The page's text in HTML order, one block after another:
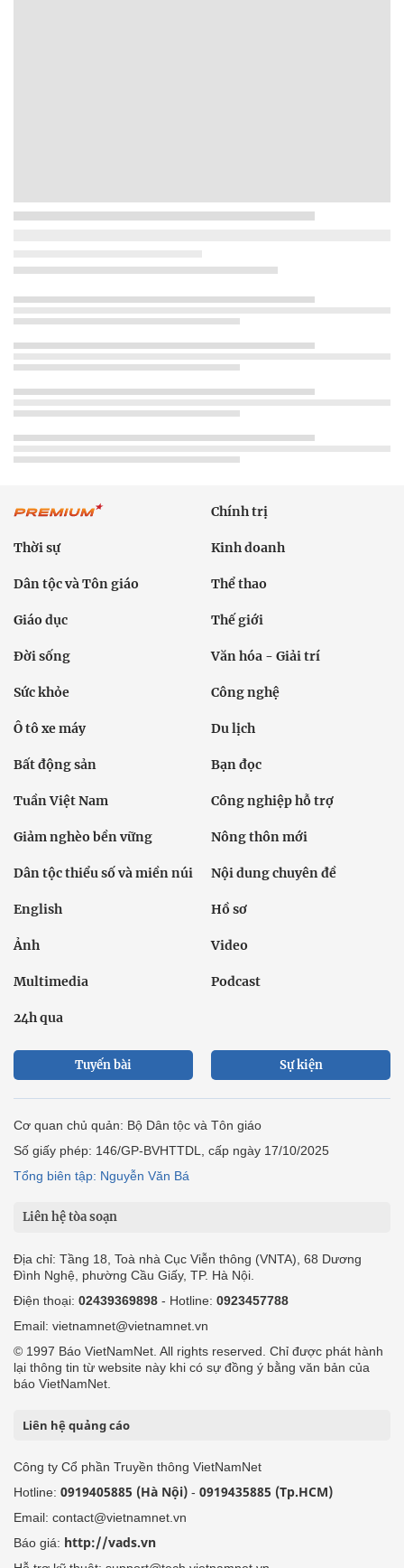
Chính trị
Thời sự Kinh doanh
Dân tộc và Tôn giáo Thể thao
Giáo dục Thế giới
Đời sống Văn hóa - Giải trí
Sức khỏe Công nghệ
Ô tô xe máy Du lịch
Bất động sản Bạn đọc
Tuần Việt Nam Công nghiệp hỗ trợ
Giảm nghèo bền vững Nông thôn mới
Dân tộc thiểu số và miền núi Nội dung chuyên đề
English Hồ sơ
Ảnh Video
Multimedia Podcast
24h qua
Tuyến bài Sự kiện
Cơ quan chủ quản: Bộ Dân tộc và Tôn giáo
Số giấy phép: 146/GP-BVHTTDL, cấp ngày 17/10/2025
Tổng biên tập: Nguyễn Văn Bá
Liên hệ tòa soạn
Địa chỉ: Tầng 18, Toà nhà Cục Viễn thông (VNTA), 68 Dương
Đình Nghệ, phường Cầu Giấy, TP. Hà Nội.
Điện thoại: 02439369898 - Hotline: 0923457788
Email: vietnamnet@vietnamnet.vn
© 1997 Báo VietNamNet. All rights reserved. Chỉ được phát hành
lại thông tin từ website này khi có sự đồng ý bằng văn bản của
báo VietNamNet.
Liên hệ quảng cáo
Công ty Cổ phần Truyền thông VietNamNet
Hotline: 0919405885 (Hà Nội) - 0919435885 (Tp.HCM)
Email: contact@vietnamnet.vn
Báo giá: http://vads.vn